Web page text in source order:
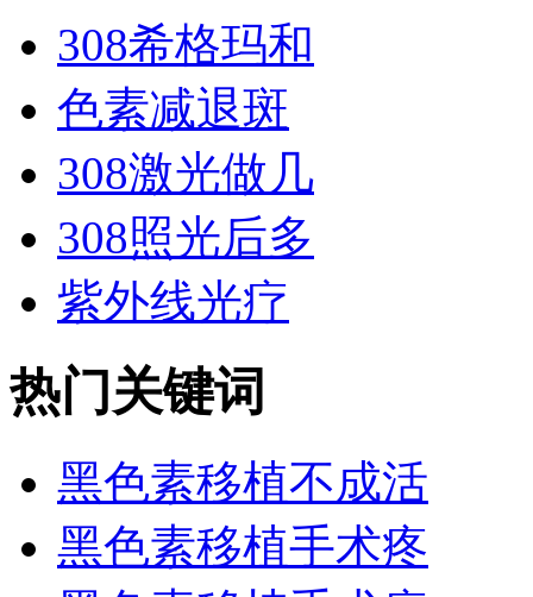
308希格玛和
色素减退斑
308激光做几
308照光后多
紫外线光疗
热门关键词
黑色素移植不成活
黑色素移植手术疼